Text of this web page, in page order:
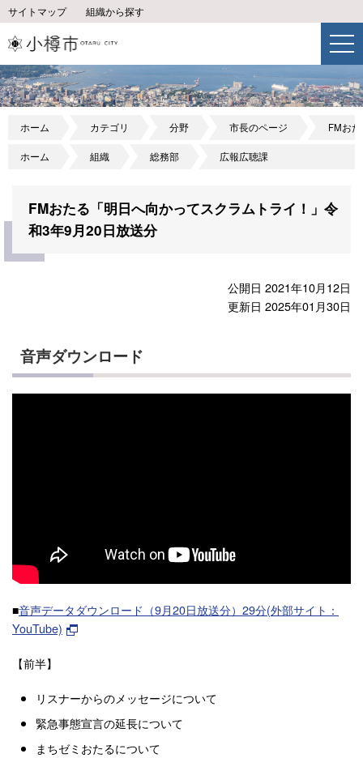
サイトマップ 組織から探す
ホーム カテゴリ 分野 市長のページ FMお
ホーム 組織 総務部 広報広聴課
FMおたる「明日へ向かってスクラムトライ！」令
和3年9月20日放送分
公開日 2021年10月12日
更新日 2025年01月30日
音声ダウンロード
■音声データダウンロード（9月20日放送分）29分(外部サイト：
YouTube)
【前半】
リスナーからのメッセージについて
緊急事態宣言の延長について
まちゼミおたるについて